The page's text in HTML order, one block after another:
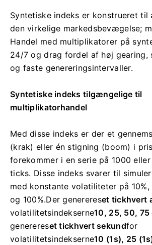
Syntetiske indeks er konstrueret til
den virkelige markedsbevægelse;
Handel med multiplikatorer på
24/7 og drag fordel af høj gearing,
og faste genereringsintervaller.
Syntetiske indeks tilgængelige til
multiplikatorhandel
Med disse indeks er der et
(krak) eller én stigning (boom) i
forekommer i en serie på 1000
ticks. Disse indeks svarer til
med konstante volatiliteter på 10%,
og 100%.Der generereset tickhvert
volatilitetsindekserne10, 25, 50, 75
generereset tickhvert sekundfor
volatilitetsindekserne10 (1s), 25